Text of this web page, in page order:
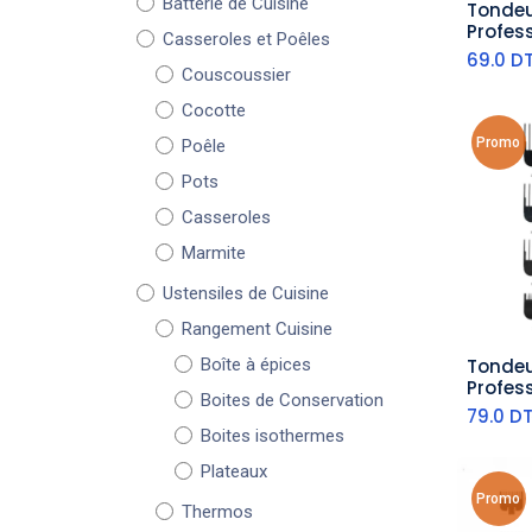
Casseroles et Poêles
Couscoussier
Cocotte
Poêle
Pots
Casseroles
Marmite
Ustensiles de Cuisine
Rangement Cuisine
Boîte à épices
Boites de Conservation
Boites isothermes
Plateaux
Thermos
Sans
69.0
Promo
79.0 DT
Promo